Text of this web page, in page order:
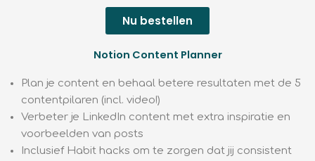
Nu bestellen
Notion Content Planner
Plan je content en behaal betere resultaten met de 5
contentpilaren (incl. video!)
Verbeter je LinkedIn content met extra inspiratie en
voorbeelden van posts
Inclusief Habit hacks om te zorgen dat jij consistent